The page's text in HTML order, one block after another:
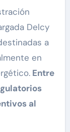
Delcy
a
en
Entre
al